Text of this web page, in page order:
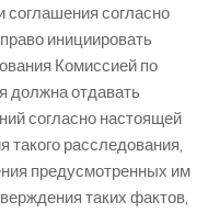
соглашения согласно
инициировать
Комиссией по
должна отдавать
согласно настоящей
такого расследования,
предусмотренных им
таких фактов,